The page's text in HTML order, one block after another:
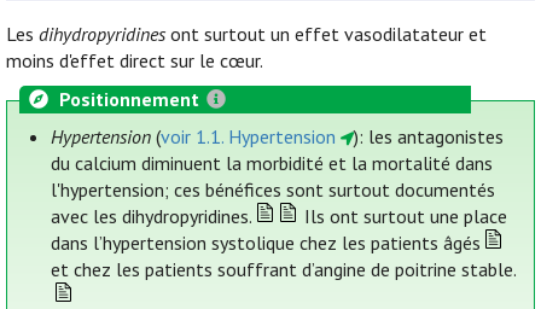
Les dihydropyridines ont surtout un effet vasodilatateur et
moins d'effet direct sur le cœur.
Positionnement
Hypertension (voir 1.1. Hypertension
): les antagonistes
du calcium diminuent la morbidité et la mortalité dans
l'hypertension; ces bénéfices sont surtout documentés
avec les dihydropyridines.
Ils ont surtout une place
dans l’hypertension systolique chez les patients âgés
et chez les patients souffrant d’angine de poitrine stable.